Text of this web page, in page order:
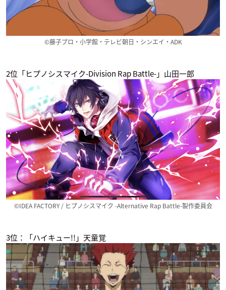
ピンポン THE ANIM
ATION
アクマ／佐久間学
ブラック・ブレット
保脇卓人
ガンダムビルドファ
イターズ
アラン・アダムス
輪るピングドラム
高倉冠葉
100日間生きたワニ
モグラ
映画ドラえもん のび
太の宇宙小戦争2021
ジャイアン
映画ドラえもん のび
映画ドラえもん のび
Dance with Devils -
©藤子プロ・小学館・テレビ朝日・シンエイ・ADK
2位「ヒプノシスマイク-Division Rap Battle-」山田一郎
©IDEA FACTORY / ヒプノシスマイク -Alternative Rap Battle-製作委員会
3位：「ハイキュー!!」天童覚